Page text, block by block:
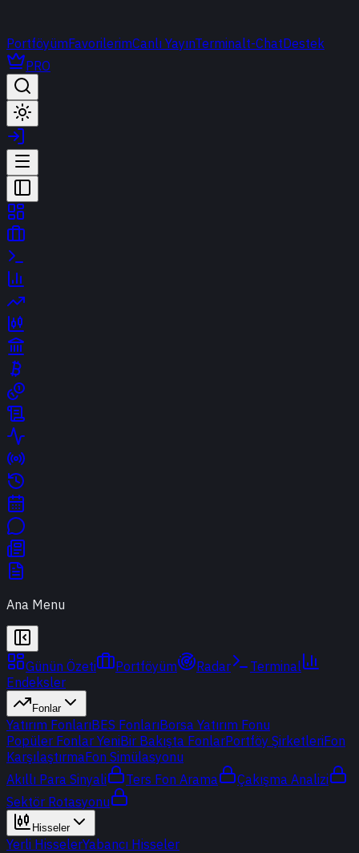
PortföyümFavorilerimCanlı YayınTerminalt-ChatDestek
PRO
Ana Menu
Günün Özeti Portföyüm Radar
Terminal
Endeksler
Fonlar
Yatırım FonlarıBES FonlarıBorsa Yatırım Fonu
Popüler Fonlar YeniBir Bakışta FonlarPortföy ŞirketleriFon
KarşılaştırmaFon Simülasyonu
Akıllı Para Sinyali
Ters Fon Arama
Çakışma Analizi
Sektör Rotasyonu
Hisseler
Yerli HisselerYabancı Hisseler